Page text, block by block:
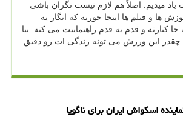
میدیم. اصلاً هم لازم نیست نگران باشی
ها و فیلم ها اینجا جوریه که انگار یه
و قدم به قدم راهنماییت می کنه. بیا
چقدر این ورزش می تونه زندگی ات رو دقیق
اسکواش ایران برای ناگویا